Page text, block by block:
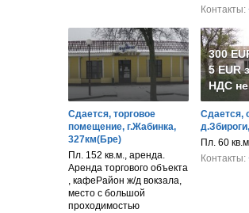
Контакты:
Сдается, торговое
помещение, г.Жабинка,
327км(Бре)
Пл. 152 кв.м., аренда.
Аренда торгового объекта
, кафеРайон ж/д вокзала,
место с большой
проходимостью
300
5 EUR
НДС
Сдается,
Пл. 60
Контакты: